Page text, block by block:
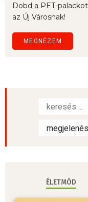
Dobd a PET-
az Új Városnak!
MEGNÉZEM
ÉLETMÓD